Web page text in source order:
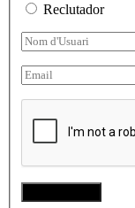
Reclutador